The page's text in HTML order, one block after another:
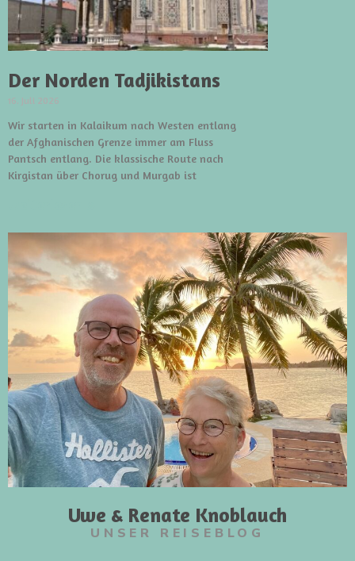
Der Norden Tadjikistans
16. Juli 2026
Wir starten in Kalaikum nach Westen entlang
der Afghanischen Grenze immer am Fluss
Pantsch entlang. Die klassische Route nach
Kirgistan über Chorug und Murgab ist
Uwe & Renate Knoblauch
UNSER REISEBLOG